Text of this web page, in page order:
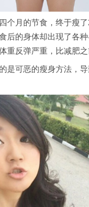
月的节食，终于瘦了
后的身体却出现了各
重反弹严重，比减肥之
可恶的瘦身方法，导